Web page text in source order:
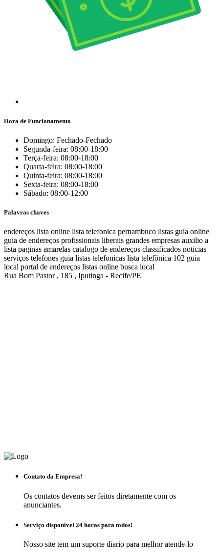
Hora de Funcionamento
Domingo: Fechado-Fechado
Segunda-feira: 08:00-18:00
Terça-feira: 08:00-18:00
Quarta-feira: 08:00-18:00
Quinta-feira: 08:00-18:00
Sexta-feira: 08:00-18:00
Sábado: 08:00-12:00
Palavras chaves
endereços lista online lista telefonica pernambuco listas guia online
guia de endereços profissionais liberais grandes empresas auxilio a
lista paginas amarelas catalogo de endereços classificados noticias
serviços telefones guia listas telefonicas lista telefônica 102 guia
local portal de endereços listas online busca local
Rua Bom Pastor , 185 , Iputinga - Recife/PE
Contato da Empresa!
Os contatos devems ser feitos diretamente com os
anunciantes.
Serviço disponivel 24 horas para todos!
Nosso site tem um suporte diario para melhor atende-lo